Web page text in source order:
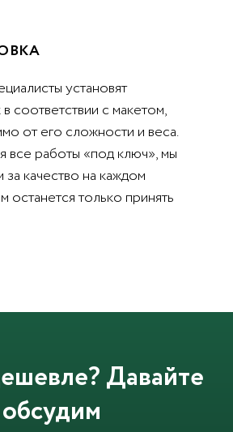
установят
в соответствии с макетом,
от его сложности и веса.
все работы «под ключ», мы
за качество на каждом
останется только принять
Давайте
обсудим